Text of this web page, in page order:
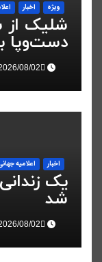
ویژه اخبار
شلیک از
دست‌وپا
ملی در
اخبار اعلاميه
یک
شد